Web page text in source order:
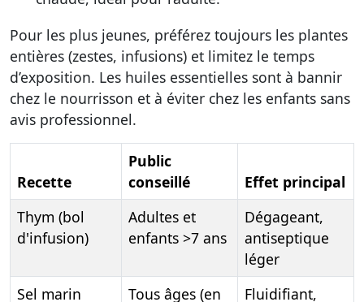
Pour les plus jeunes, préférez toujours les plantes
entières (zestes, infusions) et limitez le temps
d’exposition. Les huiles essentielles sont à bannir
chez le nourrisson et à éviter chez les enfants sans
avis professionnel.
Recette
Public
conseillé
Effet principal
Thym (bol
d'infusion)
Adultes et
enfants >7 ans
Dégageant,
antiseptique
léger
Sel marin
Tous âges (en
Fluidifiant,